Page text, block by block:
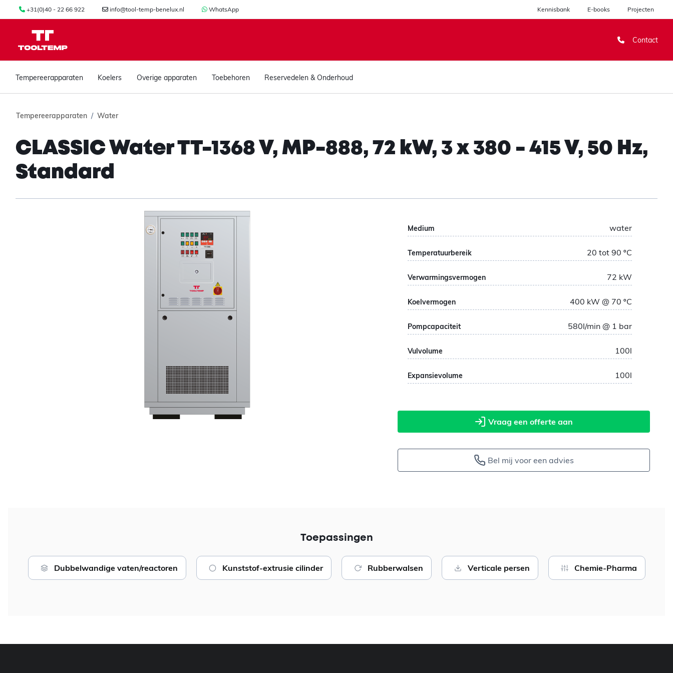
+31(0)40 - 22 66 922 info@tool-temp-benelux.nl WhatsApp Kennisbank E-books Projecten
Contact
Tempereerapparaten Koelers Overige apparaten Toebehoren Reservedelen & Onderhoud
Tempereerapparaten Water
CLASSIC Water TT-1368 V, MP-888, 72 kW, 3 x 380 - 415 V, 50 Hz,
Standard
Medium water
Temperatuurbereik 20 tot 90 ºC
Verwarmingsvermogen 72 kW
Koelvermogen 400 kW @ 70 ºC
Pompcapaciteit 580l/min @ 1 bar
Vulvolume 100l
Expansievolume 100l
Vraag een offerte aan
Bel mij voor een advies
Toepassingen
Dubbelwandige vaten/reactoren Kunststof-extrusie cilinder Rubberwalsen Verticale persen Chemie-Pharma